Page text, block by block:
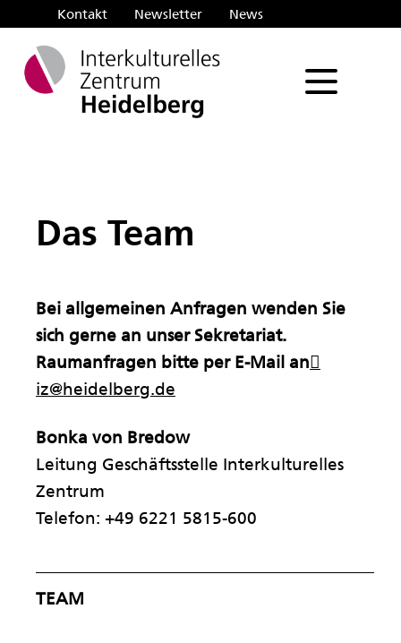
Kontakt Newsletter News
Das Team
Bei allgemeinen Anfragen wenden Sie
sich gerne an unser Sekretariat.
Raumanfragen bitte per E-Mail an
iz@heidelberg.de
Bonka von Bredow
Leitung Geschäftsstelle Interkulturelles
Zentrum
Telefon: +49 6221 5815-600
TEAM